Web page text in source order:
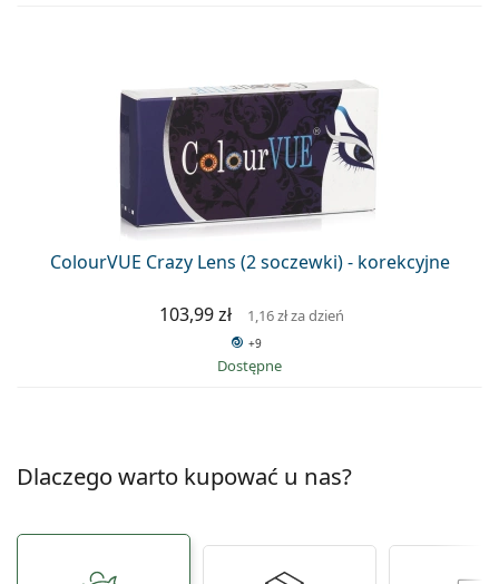
ColourVUE Crazy Lens (2 soczewki) - korekcyjne
103,99 zł 1,16 złza dzień
+9
Dostępne
Dlaczego warto kupować u nas?